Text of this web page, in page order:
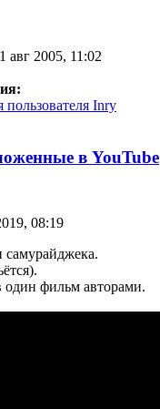
авг 2005, 11:02
Inry
в YouTube
08:19
один фильм авторами.